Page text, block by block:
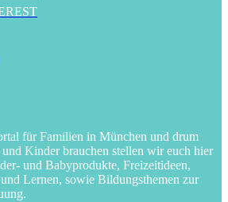
für Familien in München und drum
Kinder brauchen stellen wir euch hier
und Babyprodukte, Freizeitideen,
Lernen, sowie Bildungsthemen zur